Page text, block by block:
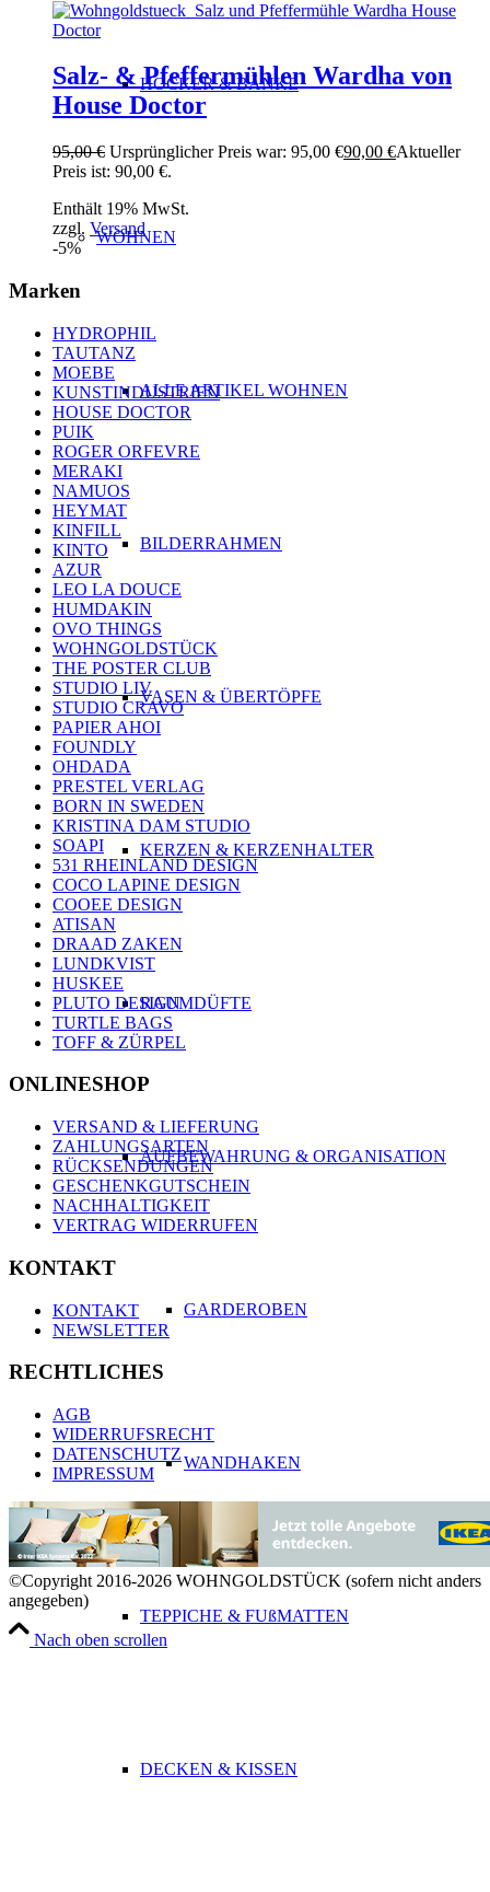
HOCKER & BÄNKE
WOHNEN
ALLE ARTIKEL WOHNEN
BILDERRAHMEN
VASEN & ÜBERTÖPFE
KERZEN & KERZENHALTER
RAUMDÜFTE
AUFBEWAHRUNG & ORGANISATION
GARDEROBEN
WANDHAKEN
TEPPICHE & FUßMATTEN
DECKEN & KISSEN
Salz- & Pfeffermühlen Wardha von
House Doctor
95,00€ Ursprünglicher Preis war: 95,00 €90,00 €Aktueller
Preis ist: 90,00 €.
Enthält 19% MwSt.
zzgl. Versand
-5%
Marken
HYDROPHIL
TAUTANZ
MOEBE
KUNSTINDUSTRIEN
HOUSE DOCTOR
PUIK
ROGER ORFEVRE
MERAKI
NAMUOS
HEYMAT
KINFILL
KINTO
AZUR
LEO LA DOUCE
HUMDAKIN
OVO THINGS
WOHNGOLDSTÜCK
THE POSTER CLUB
STUDIO LIV
STUDIO CRAVO
PAPIER AHOI
FOUNDLY
OHDADA
PRESTEL VERLAG
BORN IN SWEDEN
KRISTINA DAM STUDIO
SOAPI
531 RHEINLAND DESIGN
COCO LAPINE DESIGN
COOEE DESIGN
ATISAN
DRAAD ZAKEN
LUNDKVIST
HUSKEE
PLUTO DESIGN
TURTLE BAGS
TOFF & ZÜRPEL
ONLINESHOP
VERSAND & LIEFERUNG
ZAHLUNGSARTEN
RÜCKSENDUNGEN
GESCHENKGUTSCHEIN
NACHHALTIGKEIT
VERTRAG WIDERRUFEN
KONTAKT
KONTAKT
NEWSLETTER
RECHTLICHES
AGB
WIDERRUFSRECHT
DATENSCHUTZ
IMPRESSUM
©Copyright 2016-2026 WOHNGOLDSTÜCK (sofern nicht anders
angegeben)
Nach oben scrollen